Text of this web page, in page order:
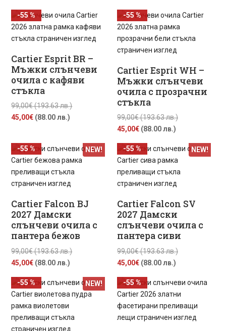
101,75€
(199.00
лв.).
е:
50,62€
(99.00
101,75€
лв.).
е:
45,50€
(89.00
лв.).
Cartier Esprit BR –
Мъжки слънчеви
очила с кафяви
стъкла
99,00€(193.63 лв.)Original
(193.63
лв.).
45,00€ (88.00 лв.)
45,00€
(88.00
лв.).
-55 %
Cartier Esprit WH –
Мъжки слънчеви
очила с прозрачни
стъкла
99,00€(193.63 лв.)Original
99,00€
(193.63
лв.).
45,00€ (88.00 лв.)
е:
45,00€
(88.00
лв.).
-55 %
Cartier Falcon BJ
2027 Дамски
слънчеви очила с
пантера бежов
NEW!
99,00€(193.63 лв.)Original
99,00€
(193.63
45,00€ (88.00 лв.)
е:
45,00€
лв.).
-55 %
Cartier Falcon SV
2027 Дамски
слънчеви очила с
пантера сиви
NEW!
99,00€(193.63 лв.)Original
99,00€
(193.63
лв.).
45,00€ (88.00 лв.)
е:
45,00€
(88.00
лв.).
-55 %
NEW!
-55 % -55 %